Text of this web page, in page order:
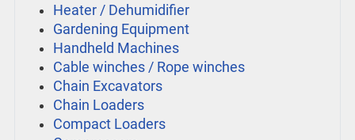
Heater / Dehumidifier
Gardening Equipment
Handheld Machines
Cable winches / Rope winches
Chain Excavators
Chain Loaders
Compact Loaders